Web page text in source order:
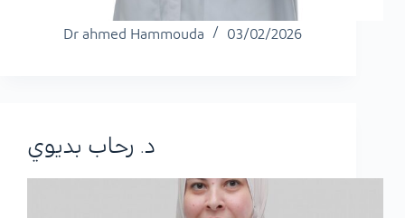
Dr ahmed Hammouda 03/02/2026
د. رحاب بديوي